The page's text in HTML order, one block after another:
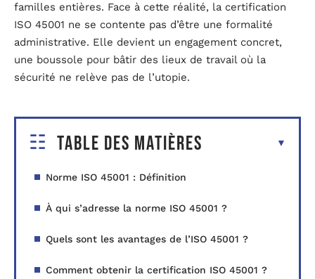
familles entières. Face à cette réalité, la certification
ISO 45001 ne se contente pas d’être une formalité
administrative. Elle devient un engagement concret,
une boussole pour bâtir des lieux de travail où la
sécurité ne relève pas de l’utopie.
Table des matières
Norme ISO 45001 : Définition
À qui s’adresse la norme ISO 45001 ?
Quels sont les avantages de l’ISO 45001 ?
Comment obtenir la certification ISO 45001 ?